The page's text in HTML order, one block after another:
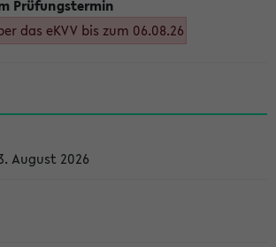
das eKVV bis zum 06.08.26
August 2026